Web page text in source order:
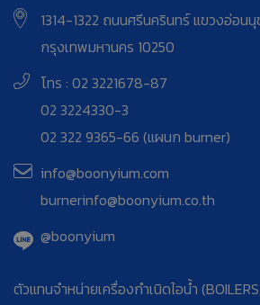
1314-1322 ถนนศรีนครินทร์ แขวงอ่อน
กรุงเทพมหานคร 10250
โทร : 02 3221678-87
02 3224330-3
02 322 9365-66 (แผนก burner)
info@boonyium.com
burnerinfo@boonyium.co.th
@boonyium
ตัวแทนจำหน่ายเครื่องกำเนิดไอน้ำ